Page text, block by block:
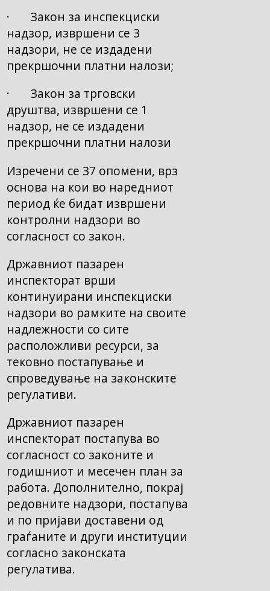
· Закон за инспекциски
надзор, извршени се 3
надзори, не се издадени
прекршочни платни налози;
· Закон за трговски
друштва, извршени се 1
надзор, не се издадени
прекршочни платни налози
Изречени се 37 опомени, врз
основа на кои во наредниот
период ќе бидат извршени
контролни надзори во
согласност со закон.
Државниот пазарен
инспекторат врши
континуирани инспекциски
надзори во рамките на своите
надлежности со сите
расположливи ресурси, за
тековно постапување и
спроведување на законските
регулативи.
Државниот пазарен
инспекторат постапува во
согласност со законите и
годишниот и месечен план за
работа. Дополнително, покрај
редовните надзори, постапува
и по пријави доставени од
граѓаните и други институции
согласно законската
регулатива.